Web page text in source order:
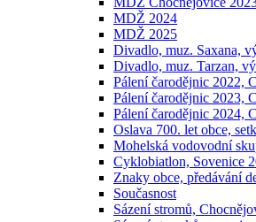
MDŽ 2024
MDŽ 2025
Divadlo, muz. Saxana,
Divadlo, muz. Tarzan,
Pálení čarodějnic 2022,
Pálení čarodějnic 2023,
Pálení čarodějnic 2024,
Oslava 700. let obce,
Mohelská vodovodní
Cyklobiatlon, Sovenice
Znaky obce, předávání
Současnost
Sázení stromů,